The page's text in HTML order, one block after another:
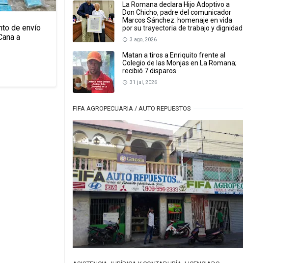
de envío
a
La Romana declara Hijo Adoptivo a
Don Chicho, padre del comunicador
Marcos Sánchez: homenaje en vida
por su trayectoria de trabajo y dignidad
3 ago, 2026
Matan a tiros a Enriquito frente al
Colegio de las Monjas en La Romana;
recibió 7 disparos
31 jul, 2026
FIFA AGROPECUARIA / AUTO REPUESTOS